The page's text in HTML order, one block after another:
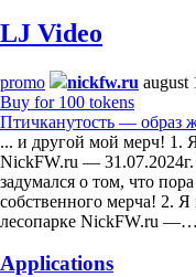
LJ Video
promo nickfw.ru august
Buy for 100 tokens
Птичканутость — образ
... и другой мой мерч!
NickFW.ru —
задумался о том, что
собственного мерча! 2.
лесопарке NickFW.ru —…
Applications